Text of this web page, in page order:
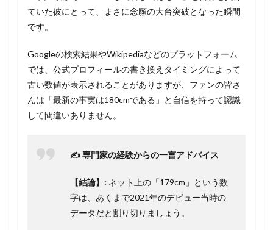
ていた彼にとって、まさに念願の大台突破となった瞬間
です。
Googleの検索結果やWikipediaなどのプラットフォーム
では、公式プロフィールの書き換えタイミングによって
古い数値が表示されることがありますが、ファンの皆さ
んは「最新の事実は180cmである」と自信を持って認識
して間違いありません。
✍️ 専門家の経験からの一言アドバイス
【結論】: ネット上の「179cm」という数
字は、あくまで2021年のデビュー当時の
データだと割り切りましょう。